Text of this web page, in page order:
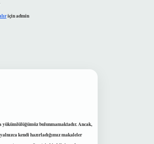
içinadmin
yükümlülüğümüz bulunmamaktadır. Ancak,
kendi hazırladığımız makaleler